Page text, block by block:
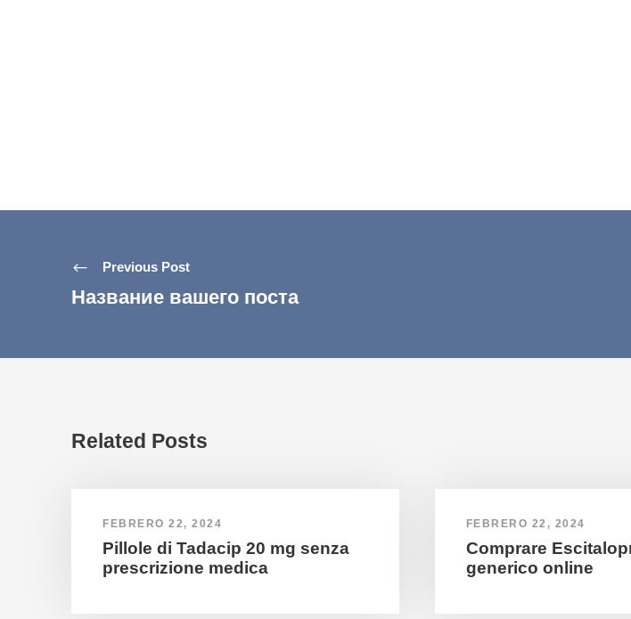
Previous Post
Название вашего поста
Related Posts
FEBRERO 22, 2024
Pillole di Tadacip 20 mg senza
prescrizione medica
FEBRERO 22, 2024
Comprare
generico online